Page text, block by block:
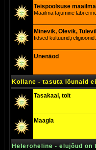
Teispoolsuse
Maailma tajumine läbi
Minevik, Olevik,
Iidsed
Unenäod
Kollane - tasuta lõunaid
Tasakaal, toit
Maagia
Heleroheline - elujõud